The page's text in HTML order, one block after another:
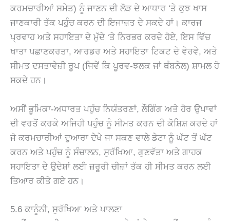
ਕਰਮਚਾਰੀਆਂ ਸਮੇਤ) ਨੂੰ ਜਾਣਨ ਦੀ ਲੋੜ ਦੇ ਆਧਾਰ ‘ਤੇ ਕੁਝ ਖਾਸ
ਜਾਣਕਾਰੀ ਤੱਕ ਪਹੁੰਚ ਕਰਨ ਦੀ ਇਜਾਜ਼ਤ ਦੇ ਸਕਦੇ ਹਾਂ। ਕਾਰਜ
ਪ੍ਰਵਾਹ ਅਤੇ ਸਹਾਇਤਾ ਦੇ ਮੁੱਦੇ ‘ਤੇ ਨਿਰਭਰ ਕਰਦੇ ਹੋਏ, ਇਸ ਵਿੱਚ
ਖਾਤਾ ਪਛਾਣਕਰਤਾ, ਆਰਡਰ ਅਤੇ ਸਹਾਇਤਾ ਟਿਕਟ ਦੇ ਵੇਰਵੇ, ਅਤੇ
ਸੀਮਤ ਦਸਤਾਵੇਜ਼ੀ ਰੂਪ (ਜਿਵੇਂ ਕਿ ਪੂਰਵ-ਝਲਕ ਜਾਂ ਥੰਬਨੇਲ) ਸ਼ਾਮਲ ਹੋ
ਸਕਦੇ ਹਨ।
ਅਸੀਂ ਭੂਮਿਕਾ-ਅਧਾਰਤ ਪਹੁੰਚ ਨਿਯੰਤਰਣਾਂ, ਲੌਗਿੰਗ ਅਤੇ ਹੋਰ ਉਪਾਵਾਂ
ਦੀ ਵਰਤੋਂ ਕਰਕੇ ਅਜਿਹੀ ਪਹੁੰਚ ਨੂੰ ਸੀਮਤ ਕਰਨ ਦੀ ਕੋਸ਼ਿਸ਼ ਕਰਦੇ ਹਾਂ
ਜੋ ਕਰਮਚਾਰੀਆਂ ਦੁਆਰਾ ਦੇਖੇ ਜਾ ਸਕਣ ਵਾਲੇ ਡੇਟਾ ਨੂੰ ਘੱਟ ਤੋਂ ਘੱਟ
ਕਰਨ ਅਤੇ ਪਹੁੰਚ ਨੂੰ ਸੰਚਾਲਨ, ਸੁਰੱਖਿਆ, ਗੁਣਵੱਤਾ ਅਤੇ ਗਾਹਕ
ਸਹਾਇਤਾ ਦੇ ਉਦੇਸ਼ਾਂ ਲਈ ਜ਼ਰੂਰੀ ਚੀਜ਼ਾਂ ਤੱਕ ਹੀ ਸੀਮਤ ਕਰਨ ਲਈ
ਤਿਆਰ ਕੀਤੇ ਗਏ ਹਨ।
5.6 ਕਾਨੂੰਨੀ, ਸੁਰੱਖਿਆ ਅਤੇ ਪਾਲਣਾ